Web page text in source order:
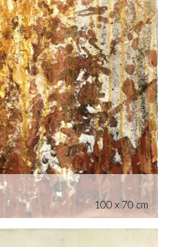
100 x 70 cm